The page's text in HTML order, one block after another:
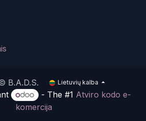
B.A.D.S. Lietuvių kalba
- The #1 Atviro kodo e-
komercija